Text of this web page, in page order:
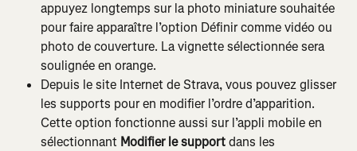
appuyez longtemps sur la photo miniature souhaitée
pour faire apparaître l’option Définir comme vidéo ou
photo de couverture. La vignette sélectionnée sera
soulignée en orange.
Depuis le site Internet de Strava, vous pouvez glisser
les supports pour en modifier l’ordre d’apparition.
Cette option fonctionne aussi sur l’appli mobile en
sélectionnant Modifier le support dans les